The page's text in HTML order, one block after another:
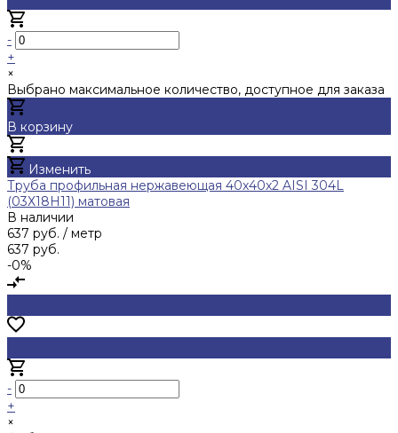
-
+
×
Выбрано максимальное количество, доступное для заказа
В корзину
Изменить
Труба профильная нержавеющая 40х40х2 AISI 304L
(03Х18Н11) матовая
В наличии
637 руб. / метр
637 руб.
-0%
-
+
×